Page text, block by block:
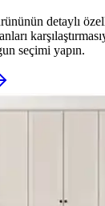
detaylı
seçimi yapın.